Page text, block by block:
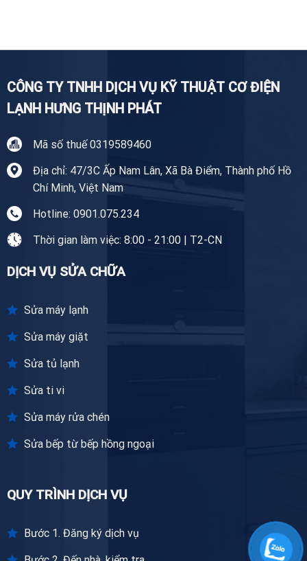
Giang
CÔNG TY TNHH DỊCH VỤ KỸ THUẬT CƠ ĐIỆN
LẠNH HƯNG THỊNH PHÁT
Mã số thuế 0319589460
Địa chỉ: 47/3C Ấp Nam Lân, Xã Bà Điểm, Thành phố Hồ
Chí Minh, Việt Nam
Hotline: 0901.075.234
Thời gian làm việc: 8:00 - 21:00 | T2-CN
DỊCH VỤ SỬA CHỮA
Sửa máy lạnh
Sửa máy giặt
Sửa tủ lạnh
Sửa ti vi
Sửa máy rửa chén
Sửa bếp từ bếp hồng ngoại
QUY TRÌNH DỊCH VỤ
Bước 1. Đăng ký dịch vụ